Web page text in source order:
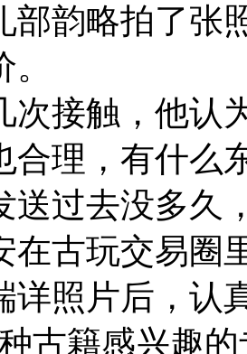
部韵略拍了张
次接触，他认
合理，有什么
送过去没多久
在古玩交易圈
详照片后，认
古籍感兴趣